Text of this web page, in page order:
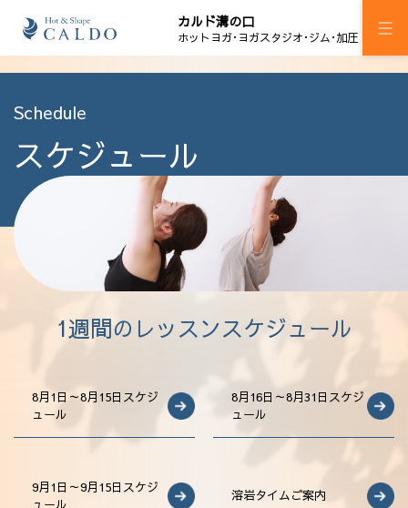
カルド溝の口
ホットヨガ･ヨガスタジオ･ジム･加圧
施設案内
プログラム
スケジュール
ジム
ウェルチケ
Schedule
スケジュール
1週間のレッスンスケジュール
8月1日～8月15日スケジ
ュール
8月16日～8月31日スケジ
ュール
9月1日～9月15日スケジ
ュール
溶岩タイムご案内